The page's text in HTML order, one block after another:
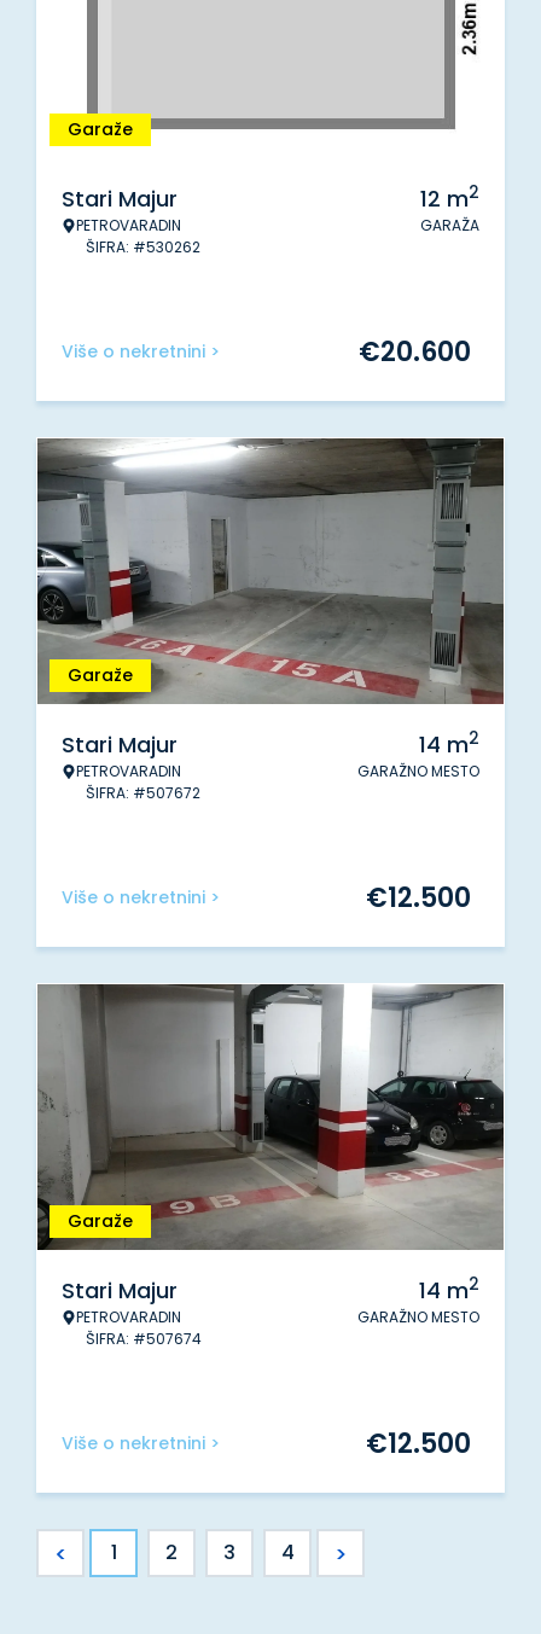
Garaže
Stari Majur
PETROVARADIN
ŠIFRA: #530262
12 m2
GARAŽA
Više o nekretnini > €20.600
Garaže
Stari Majur
PETROVARADIN
ŠIFRA: #507672
14 m2
GARAŽNO MESTO
Više o nekretnini > €12.500
Garaže
Stari Majur
PETROVARADIN
ŠIFRA: #507674
14 m2
GARAŽNO MESTO
Više o nekretnini > €12.500
< 1 2 3 4 >